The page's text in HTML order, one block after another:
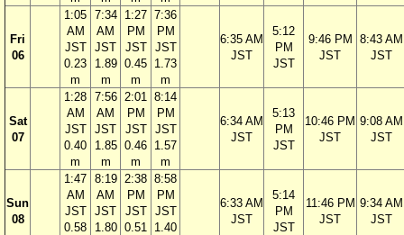
Fri
06
1:05
AM
JST
0.23
m
7:34
AM
JST
1.89
m
1:27
PM
JST
0.45
m
7:36
PM
JST
1.73
m
6:35 AM
JST
5:12
PM
JST
9:46 PM
JST
8:43 AM
JST
Sat
07
1:28
AM
JST
0.40
m
7:56
AM
JST
1.85
m
2:01
PM
JST
0.46
m
8:14
PM
JST
1.57
m
6:34 AM
JST
5:13
PM
JST
10:46 PM
JST
9:08 AM
JST
Sun
08
1:47
AM
JST
0.58
8:19
AM
JST
1.80
2:38
PM
JST
0.51
8:58
PM
JST
1.40
6:33 AM
JST
5:14
PM
JST
11:46 PM
JST
9:34 AM
JST